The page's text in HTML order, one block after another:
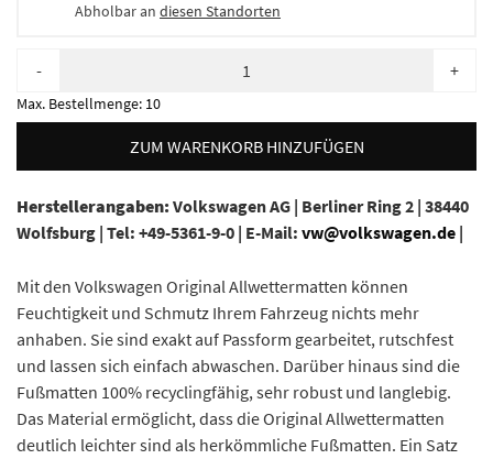
Abholbar an diesen Standorten
- +
Max. Bestellmenge: 10
ZUM WARENKORB HINZUFÜGEN
Herstellerangaben: Volkswagen AG | Berliner Ring 2 | 38440
Wolfsburg | Tel: +49-5361-9-0 | E-Mail: vw@volkswagen.de |
Mit den Volkswagen Original Allwettermatten können
Feuchtigkeit und Schmutz Ihrem Fahrzeug nichts mehr
anhaben. Sie sind exakt auf Passform gearbeitet, rutschfest
und lassen sich einfach abwaschen. Darüber hinaus sind die
Fußmatten 100% recyclingfähig, sehr robust und langlebig.
Das Material ermöglicht, dass die Original Allwettermatten
deutlich leichter sind als herkömmliche Fußmatten. Ein Satz